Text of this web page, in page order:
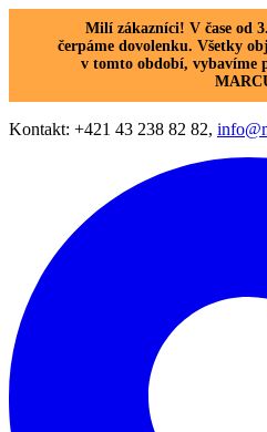
Milí zákazníci! V čase od
čerpáme dovolenku. Všetky
v tomto období, vybavíme
Kontakt: +421 43 238 82 82,